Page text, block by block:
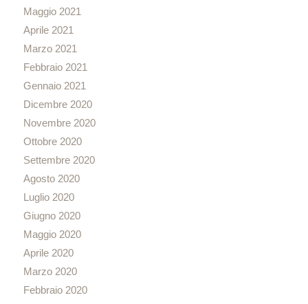
Maggio 2021
Aprile 2021
Marzo 2021
Febbraio 2021
Gennaio 2021
Dicembre 2020
Novembre 2020
Ottobre 2020
Settembre 2020
Agosto 2020
Luglio 2020
Giugno 2020
Maggio 2020
Aprile 2020
Marzo 2020
Febbraio 2020